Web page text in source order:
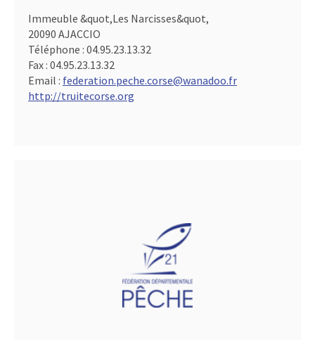
Immeuble &quot,Les Narcisses&quot,
20090 AJACCIO
Téléphone : 04.95.23.13.32
Fax : 04.95.23.13.32
Email : federation.peche.corse@wanadoo.fr
http://truitecorse.org